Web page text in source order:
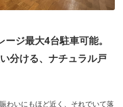
ジ最大4台駐車可能。
分ける、ナチュラル戸
わいにもほど近く、それでいて落